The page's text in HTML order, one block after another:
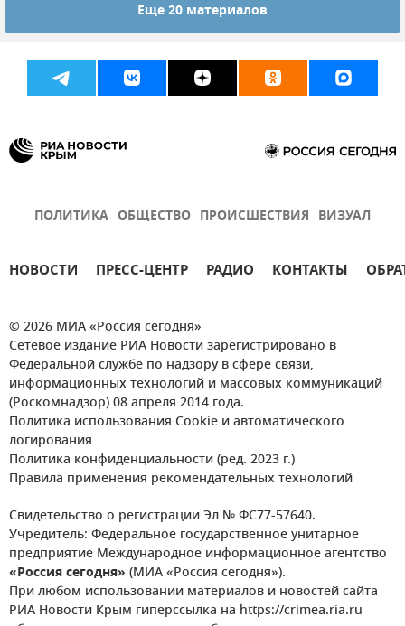
Еще 20 материалов
ПОЛИТИКА ОБЩЕСТВО ПРОИСШЕСТВИЯ ВИЗУАЛ
НОВОСТИ ПРЕСС-ЦЕНТР РАДИО КОНТАКТЫ
© 2026 МИА «Россия сегодня»
Сетевое издание РИА Новости зарегистрировано в
Федеральной службе по надзору в сфере связи,
информационных технологий и массовых коммуникаций
(Роскомнадзор) 08 апреля 2014 года.
Политика использования Cookie и автоматического
логирования
Политика конфиденциальности (ред. 2023 г.)
Правила применения рекомендательных технологий
Свидетельство о регистрации Эл № ФС77-57640.
Учредитель: Федеральное государственное унитарное
предприятие Международное информационное агентство
«Россия сегодня» (МИА «Россия сегодня»).
При любом использовании материалов и новостей сайта
РИА Новости Крым гиперссылка на https://crimea.ria.ru